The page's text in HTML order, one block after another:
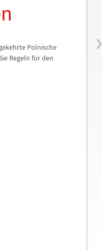
›
Polnische
Regeln für den